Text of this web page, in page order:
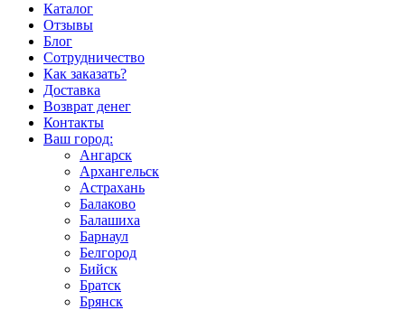
Каталог
Отзывы
Блог
Сотрудничество
Как заказать?
Доставка
Возврат денег
Контакты
Ваш город:
Ангарск
Архангельск
Астрахань
Балаково
Балашиха
Барнаул
Белгород
Бийск
Братск
Брянск